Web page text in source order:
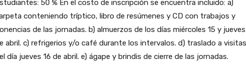
50 % En el costo de inscripción se encuentra incluido: a)
conteniendo tríptico, libro de resúmenes y CD con trabajos y
de las jornadas. b) almuerzos de los días miércoles 15 y jueves
abril. c) refrigerios y/o café durante los intervalos. d) traslado a visitas
día jueves 16 de abril. e) ágape y brindis de cierre de las jornadas.